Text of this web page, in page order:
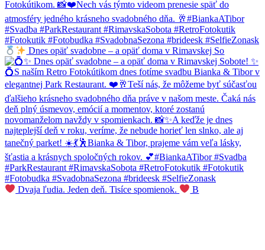
Dnes opäť svadobne – a opäť doma v Rimavskej So
Dvaja ľudia. Jeden deň. Tisíce spomienok. B